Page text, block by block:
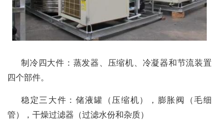
制冷四大件：蒸发器、压缩机、冷凝器和节流装置
四个部件。
稳定三大件：储液罐（压缩机），膨胀阀（毛细
管），干燥过滤器（过滤水份和杂质）